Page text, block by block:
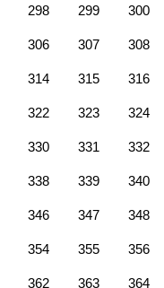
298 299 300
306 307 308
314 315 316
322 323 324
330 331 332
338 339 340
346 347 348
354 355 356
362 363 364